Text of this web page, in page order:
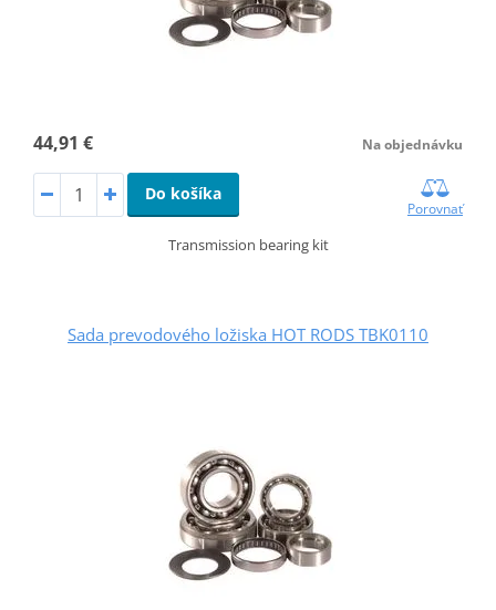
44,91 € Na objednávku
Do košíka
Porovnať
Transmission bearing kit
Sada prevodového ložiska HOT RODS TBK0110